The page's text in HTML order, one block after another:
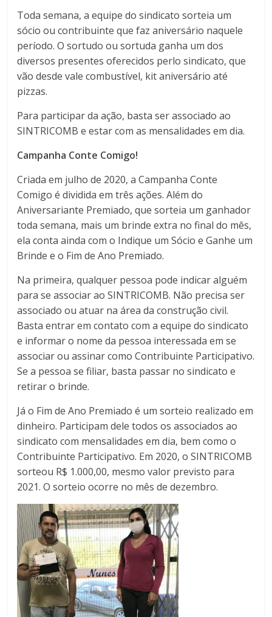
Toda semana, a equipe do sindicato sorteia um
sócio ou contribuinte que faz aniversário naquele
período. O sortudo ou sortuda ganha um dos
diversos presentes oferecidos perlo sindicato, que
vão desde vale combustível, kit aniversário até
pizzas.
Para participar da ação, basta ser associado ao
SINTRICOMB e estar com as mensalidades em dia.
Campanha Conte Comigo!
Criada em julho de 2020, a Campanha Conte
Comigo é dividida em três ações. Além do
Aniversariante Premiado, que sorteia um ganhador
toda semana, mais um brinde extra no final do mês,
ela conta ainda com o Indique um Sócio e Ganhe um
Brinde e o Fim de Ano Premiado.
Na primeira, qualquer pessoa pode indicar alguém
para se associar ao SINTRICOMB. Não precisa ser
associado ou atuar na área da construção civil.
Basta entrar em contato com a equipe do sindicato
e informar o nome da pessoa interessada em se
associar ou assinar como Contribuinte Participativo.
Se a pessoa se filiar, basta passar no sindicato e
retirar o brinde.
Já o Fim de Ano Premiado é um sorteio realizado em
dinheiro. Participam dele todos os associados ao
sindicato com mensalidades em dia, bem como o
Contribuinte Participativo. Em 2020, o SINTRICOMB
sorteou R$ 1.000,00, mesmo valor previsto para
2021. O sorteio ocorre no mês de dezembro.